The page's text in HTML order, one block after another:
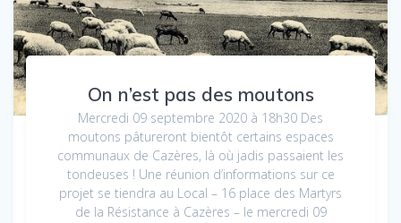
On n’est pas des moutons
Mercredi 09 septembre 2020 à 18h30 Des
moutons pâtureront bientôt certains espaces
communaux de Cazères, là où jadis passaient les
tondeuses ! Une réunion d’informations sur ce
projet se tiendra au Local – 16 place des Martyrs
de la Résistance à Cazères – le mercredi 09